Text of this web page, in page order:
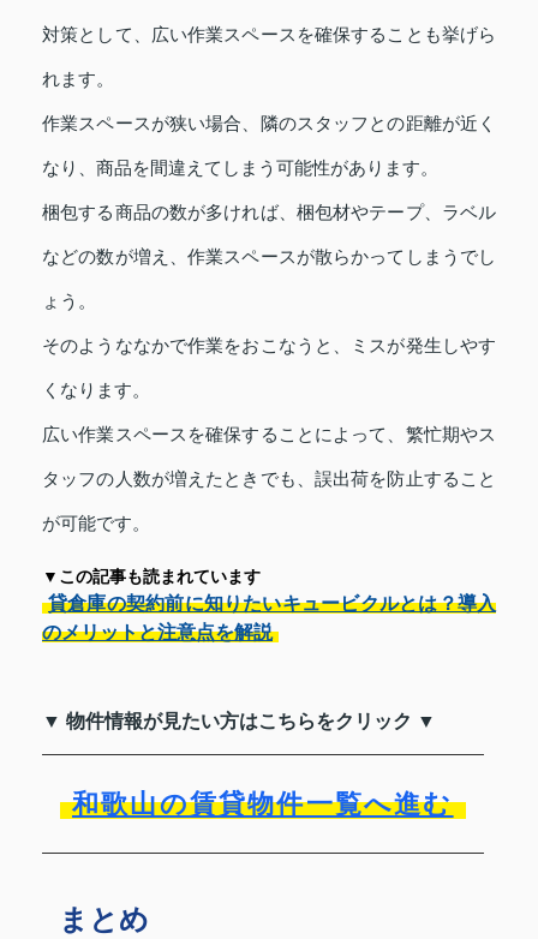
対策として、広い作業スペースを確保することも挙げら
れます。
作業スペースが狭い場合、隣のスタッフとの距離が近く
なり、商品を間違えてしまう可能性があります。
梱包する商品の数が多ければ、梱包材やテープ、ラベル
などの数が増え、作業スペースが散らかってしまうでし
ょう。
そのようななかで作業をおこなうと、ミスが発生しやす
くなります。
広い作業スペースを確保することによって、繁忙期やス
タッフの人数が増えたときでも、誤出荷を防止すること
が可能です。
▼この記事も読まれています
貸倉庫の契約前に知りたいキュービクルとは？導入
のメリットと注意点を解説
▼ 物件情報が見たい方はこちらをクリック ▼
和歌山の賃貸物件一覧へ進む
まとめ